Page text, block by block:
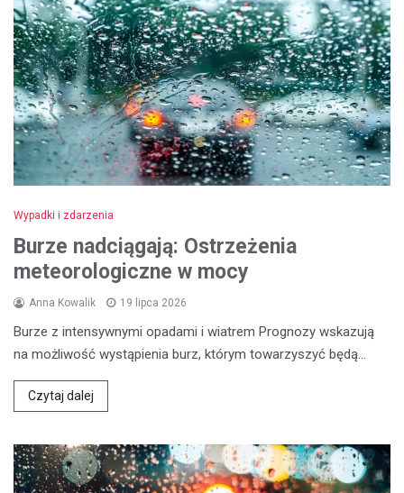
Wypadki i zdarzenia
Burze nadciągają: Ostrzeżenia
meteorologiczne w mocy
Anna Kowalik 19 lipca 2026
Burze z intensywnymi opadami i wiatrem Prognozy wskazują
na możliwość wystąpienia burz, którym towarzyszyć będą…
Czytaj dalej